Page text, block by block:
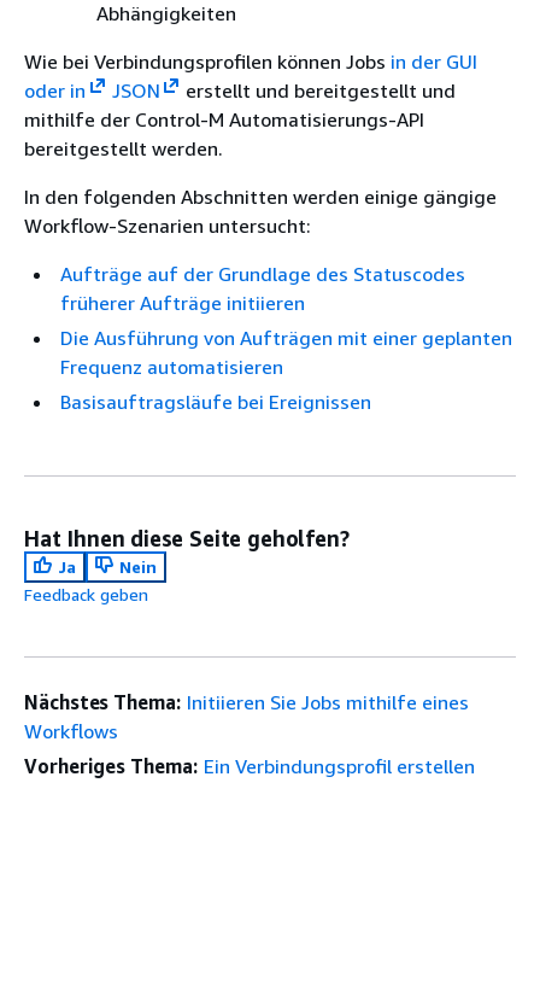
Abhängigkeiten
Wie bei Verbindungsprofilen können Jobs in der GUI
oder in
JSON
erstellt und bereitgestellt und
mithilfe der Control-M Automatisierungs-API
bereitgestellt werden.
In den folgenden Abschnitten werden einige gängige
Workflow-Szenarien untersucht:
Aufträge auf der Grundlage des Statuscodes
früherer Aufträge initiieren
Die Ausführung von Aufträgen mit einer geplanten
Frequenz automatisieren
Basisauftragsläufe bei Ereignissen
Hat Ihnen diese Seite geholfen?
Ja
Nein
Feedback geben
Nächstes Thema: Initiieren Sie Jobs mithilfe eines
Workflows
Vorheriges Thema: Ein Verbindungsprofil erstellen